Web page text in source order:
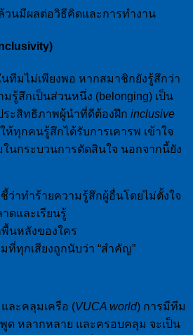
นมีผลต่อวิธีคิดและการทำงาน
ทีมไม่เพียงพอ หากสมาชิกยังรู้สึกว่า
รู้สึกเป็นส่วนหนึ่ง (belonging) เป็น
ะสิทธิภาพผู้นำที่ดีต้องฝึก inclusive
ห้ทุกคนรู้สึกได้รับการเคารพ เข้าใจ
นกระบวนการตัดสินใจ นอกจากนี้ยัง
ชี้ว่าทำร้ายความรู้สึกผู้อื่นโดยไม่ตั้งใจ
ดและเรียนรู้
นหลังของใคร
ที่ทุกเสียงถูกนับว่า “สำคัญ”
ละคลุมเครือ (VUCA world) การมีทีม
ด หลากหลาย และครอบคลุม จะเป็น